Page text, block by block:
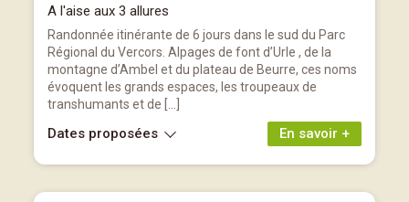
A l'aise aux 3 allures
Randonnée itinérante de 6 jours dans le sud du Parc
Régional du Vercors. Alpages de font d’Urle , de la
montagne d’Ambel et du plateau de Beurre, ces noms
évoquent les grands espaces, les troupeaux de
transhumants et de […]
En savoir +
Dates proposées